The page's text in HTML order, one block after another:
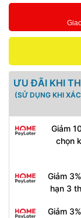
ƯU ĐÃI KHI
(SỬ DỤNG KHI
Giảm
chọn
Giảm
hạn 3
Giảm